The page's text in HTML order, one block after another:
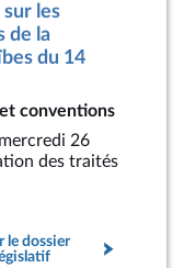
sur les
de la
du 14
conventions
26
des traités
le dossier